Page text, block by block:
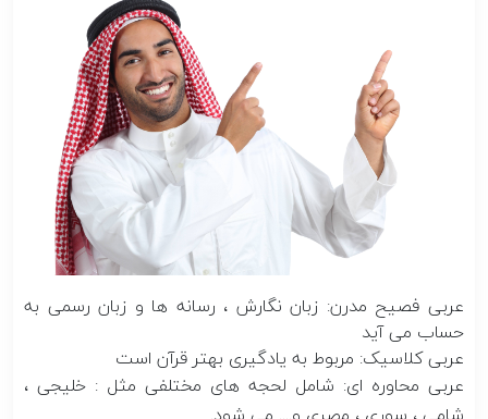
عربی فصیح مدرن: زبان نگارش ، رسانه ها و زبان رسمی به
حساب می آید
عربی کلاسیک: مربوط به یادگیری بهتر قرآن است
عربی محاوره ای: شامل لحجه های مختلفی مثل : خلیجی ،